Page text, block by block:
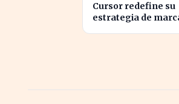
Cursor redefine su
estrategia de